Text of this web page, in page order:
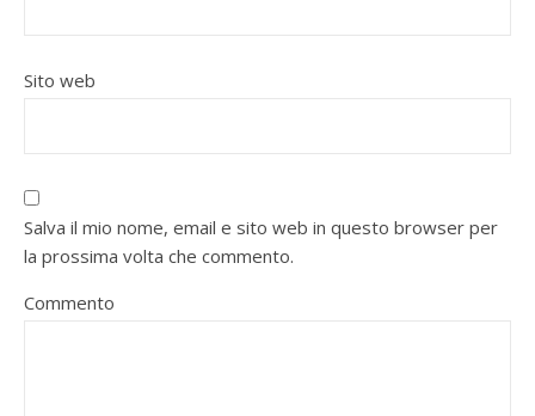
Sito web
Salva il mio nome, email e sito web in questo browser per
la prossima volta che commento.
Commento